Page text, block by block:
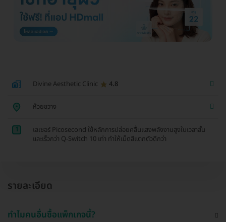
Divine Aesthetic Clinic 4.8
ห้วยขวาง
1
เลเซอร์ Picosecond ใช้หลักการปล่อยคลื่นแสงพลังงานสูงในเวลาสั้น
และเร็วกว่า Q-Switch 10 เท่า ทำให้เม็ดสีแตกตัวดีกว่า
รายละเอียด
ทำไมคนอื่นซื้อแพ็กเกจนี้?